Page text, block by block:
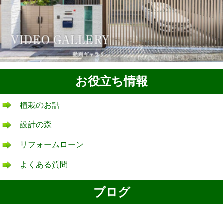
お役立ち情報
植栽のお話
設計の森
リフォームローン
よくある質問
ブログ